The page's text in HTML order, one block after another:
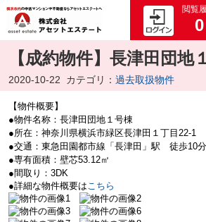
閲覧
0
【成約物件】長津田団地
2020-10-22 カテゴリ： 過去取扱物件
【物件概要】
●物件名称：長津田団地１号棟
●所在：神奈川県横浜市緑区長津田１丁目22-1
●交通：東急田園都市線「長津田」駅 徒歩10分
●専有面積：壁芯53.12㎡
●間取り：3DK
●詳細な物件概要はこちら